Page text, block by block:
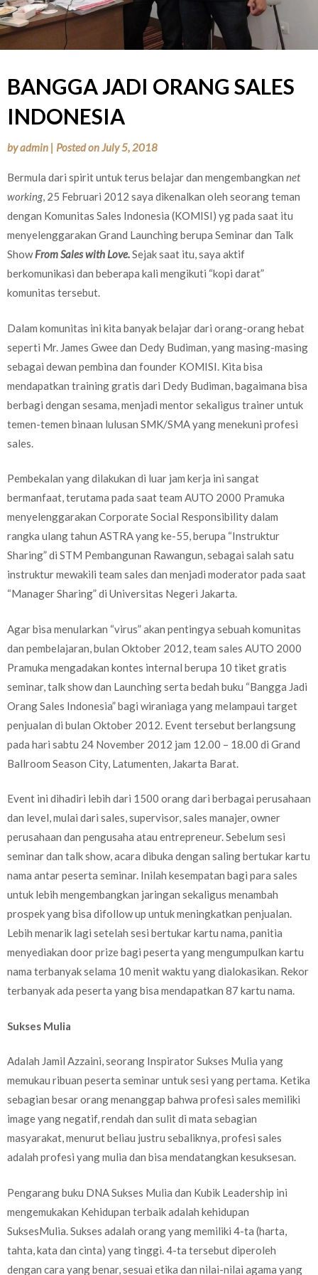
BANGGA JADI ORANG SALES
INDONESIA
byadmin Posted onJuly 5, 2018
Bermula dari spirit untuk terus belajar dan mengembangkan net
working, 25 Februari 2012 saya dikenalkan oleh seorang teman
dengan Komunitas Sales Indonesia (KOMISI) yg pada saat itu
menyelenggarakan Grand Launching berupa Seminar dan Talk
ShowFrom Sales with Love.Sejak saat itu, saya aktif
berkomunikasi dan beberapa kali mengikuti “kopi darat”
komunitas tersebut.
Dalam komunitas ini kita banyak belajar dari orang-orang hebat
seperti Mr. James Gwee dan Dedy Budiman, yang masing-masing
sebagai dewan pembina dan founder KOMISI. Kita bisa
mendapatkan training gratis dari Dedy Budiman, bagaimana bisa
berbagi dengan sesama, menjadi mentor sekaligus trainer untuk
temen-temen binaan lulusan SMK/SMA yang menekuni profesi
sales.
Pembekalan yang dilakukan di luar jam kerja ini sangat
bermanfaat, terutama pada saat team AUTO 2000 Pramuka
menyelenggarakan Corporate Social Responsibility dalam
rangka ulang tahun ASTRA yang ke-55, berupa “Instruktur
Sharing” di STM Pembangunan Rawangun, sebagai salah satu
instruktur mewakili team sales dan menjadi moderator pada saat
“Manager Sharing” di Universitas Negeri Jakarta.
Agar bisa menularkan “virus” akan pentingya sebuah komunitas
dan pembelajaran, bulan Oktober 2012, team sales AUTO 2000
Pramuka mengadakan kontes internal berupa 10 tiket gratis
seminar, talk show dan Launching serta bedah buku “Bangga Jadi
Orang Sales Indonesia” bagi wiraniaga yang melampaui target
penjualan di bulan Oktober 2012. Event tersebut berlangsung
pada hari sabtu 24 November 2012 jam 12.00 – 18.00 di Grand
Ballroom Season City, Latumenten, Jakarta Barat.
Event ini dihadiri lebih dari 1500 orang dari berbagai perusahaan
dan level, mulai dari sales, supervisor, sales manajer, owner
perusahaan dan pengusaha atau entrepreneur. Sebelum sesi
seminar dan talk show, acara dibuka dengan saling bertukar kartu
nama antar peserta seminar. Inilah kesempatan bagi para sales
untuk lebih mengembangkan jaringan sekaligus menambah
prospek yang bisa difollow up untuk meningkatkan penjualan.
Lebih menarik lagi setelah sesi bertukar kartu nama, panitia
menyediakan door prize bagi peserta yang mengumpulkan kartu
nama terbanyak selama 10 menit waktu yang dialokasikan. Rekor
terbanyak ada peserta yang bisa mendapatkan 87 kartu nama.
Sukses Mulia
Adalah Jamil Azzaini, seorang Inspirator Sukses Mulia yang
memukau ribuan peserta seminar untuk sesi yang pertama. Ketika
sebagian besar orang menanggap bahwa profesi sales memiliki
image yang negatif, rendah dan sulit di mata sebagian
masyarakat, menurut beliau justru sebaliknya, profesi sales
adalah profesi yang mulia dan bisa mendatangkan kesuksesan.
Pengarang buku DNA Sukses Mulia dan Kubik Leadership ini
mengemukakan Kehidupan terbaik adalah kehidupan
SuksesMulia. Sukses adalah orang yang memiliki 4-ta (harta,
tahta, kata dan cinta) yang tinggi. 4-ta tersebut diperoleh
dengan cara yang benar, sesuai etika dan nilai-nilai agama yang